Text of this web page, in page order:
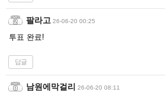
팔라고 26-06-20 00:25
투표 완료!
답글
남원에막걸리 26-06-20 08:11